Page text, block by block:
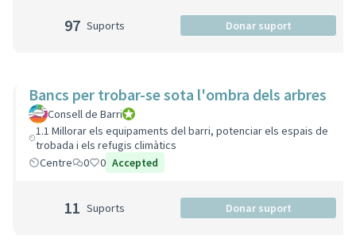
97 Suports Donar suport
Bancs per trobar-se sota l'ombra dels arbres
Consell de BarriConsell de Barri
1.1 Millorar els equipaments del barri, potenciar els espais de
trobada i els refugis climàtics
Centre
0 0 Accepted
11 Suports Donar suport